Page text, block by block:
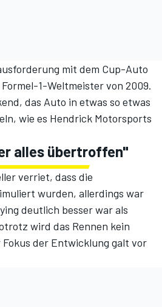
mit dem Cup-Auto
1-Weltmeister von 2009.
das Auto in etwas so etwas
wie es Hendrick Motorsports
alles übertroffen"
verriet, dass die
wurden, allerdings war
deutlich besser war als
wird das Rennen kein
der Entwicklung galt vor